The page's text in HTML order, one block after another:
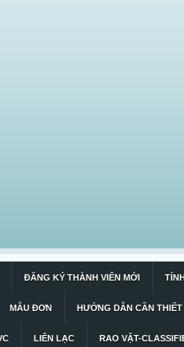
ĐĂNG KÝ THÀNH VIÊN MỚI
MẪU ĐƠN HƯỚNG DẪN CẦN THIẾT
LIÊN LẠC RAO VẶT-